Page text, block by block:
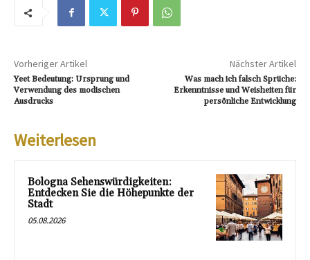
Vorheriger Artikel
Yeet Bedeutung: Ursprung und
Verwendung des modischen
Ausdrucks
Nächster Artikel
Was mach ich falsch Sprüche:
Erkenntnisse und Weisheiten für
persönliche Entwicklung
Weiterlesen
Bologna Sehenswürdigkeiten:
Entdecken Sie die Höhepunkte der
Stadt
05.08.2026